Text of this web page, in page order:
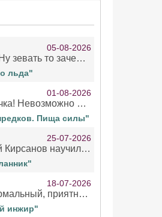
05-08-2026
Ужасно читает. Ну зевать то зачем. Уже не говорю, что ударения ставит, как хочет.
льда"
01-08-2026
Ужас, а не озвучка! Невозможно вникать в смысл текста из за кривляний чтеца
Пища силы"
25-07-2026
Если бы Сергей Кирсанов научился не сглатывать каждые 1-2 минуты слюну, так что слышно в микрофоне и, что вызывает отвращение, то мелжно было бы слушать.
18-07-2026
Голос чтеца нормальный, приятный тембр. Мне очень понравилось озвучивание рассказа. Очень странный отзыв Надежды. Может у неё что-то с нервами?
инжир"